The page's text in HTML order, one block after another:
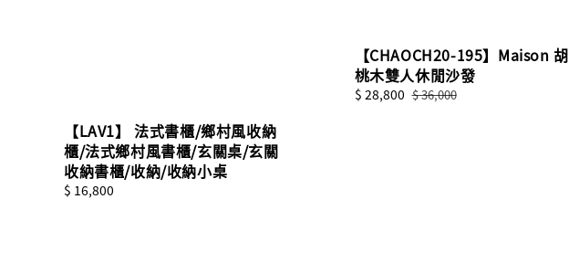
【LAV1】 法式書櫃/鄉村風收納
櫃/法式鄉村風書櫃/玄關桌/玄關
收納書櫃/收納/收納小桌
Regular
$ 16,800
【CHAOCH20-195】Maison 胡
桃木雙人休閒沙發
Sale
$ 28,800 Regular
$ 36,000